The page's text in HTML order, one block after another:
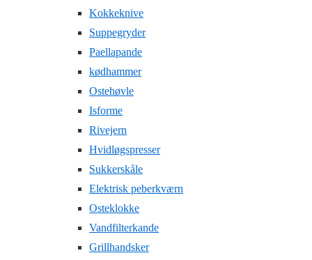
Kokkeknive
Suppegryder
Paellapande
kødhammer
Ostehøvle
Isforme
Rivejern
Hvidløgspresser
Sukkerskåle
Elektrisk peberkværn
Osteklokke
Vandfilterkande
Grillhandsker